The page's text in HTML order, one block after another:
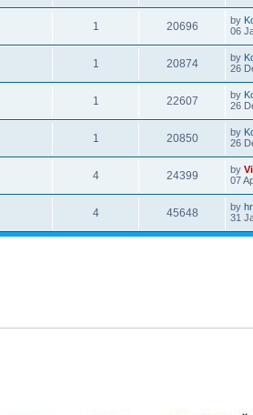
1 20696 by
06
1 20874 by
26
1 22607 by
26
1 20850 by
26
4 24399 by
07
4 45648 by
31